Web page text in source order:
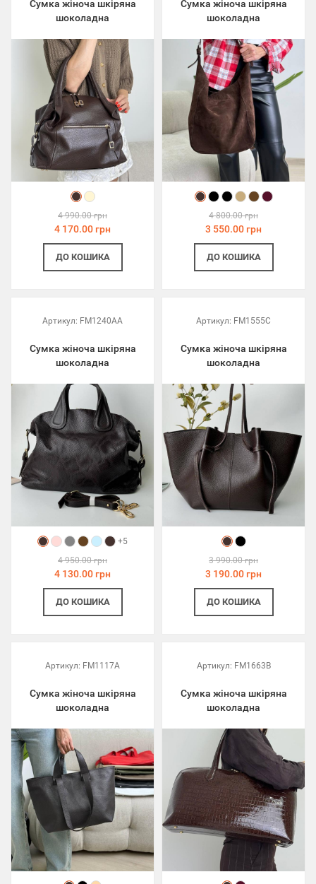
Сумка жіноча шкіряна
шоколадна
4 990.00 грн
4 170.00 грн
ДО КОШИКА
Сумка жіноча шкіряна
шоколадна
4 800.00 грн
3 550.00 грн
ДО КОШИКА
Артикул: FM1240AA
Сумка жіноча шкіряна
шоколадна
+5
4 950.00 грн
4 130.00 грн
ДО КОШИКА
Артикул: FM1555C
Сумка жіноча шкіряна
шоколадна
3 990.00 грн
3 190.00 грн
ДО КОШИКА
Артикул: FM1117A
Сумка жіноча шкіряна
шоколадна
Артикул: FM1663B
Сумка жіноча шкіряна
шоколадна